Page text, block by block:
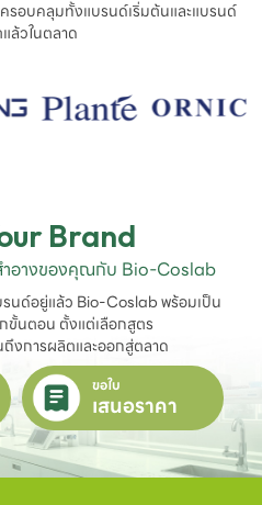
รอบคลุมทั้งแบรนด์เริ่มต้นและแบรนด์
ล้วในตลาด
Brand
ำอางของคุณกับ Bio-Coslab
นด์อยู่แล้ว Bio-Coslab พร้อมเป็น
นตอน ตั้งแต่เลือกสูตร
การผลิตและออกสู่ตลาด
ขอใบ
เสนอราคา